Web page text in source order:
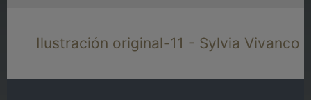
Ilustración original-11 - Sylvia Vivanco